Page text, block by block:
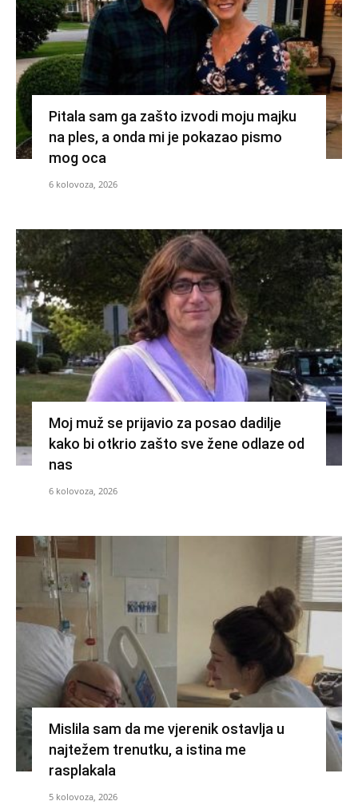
Pitala sam ga zašto izvodi moju majku
na ples, a onda mi je pokazao pismo
mog oca
6 kolovoza, 2026
Moj muž se prijavio za posao dadilje
kako bi otkrio zašto sve žene odlaze od
nas
6 kolovoza, 2026
Mislila sam da me vjerenik ostavlja u
najtežem trenutku, a istina me
rasplakala
5 kolovoza, 2026